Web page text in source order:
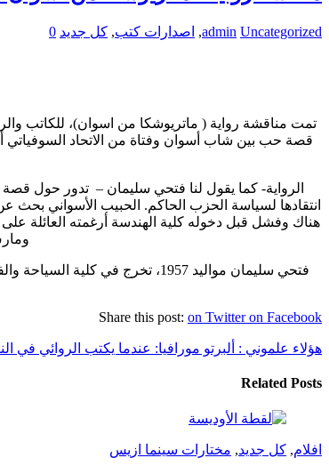
admin Uncategorized
, اصدارات كتب, كل جديد 0
قصة حب بين شاب أسوان وفتاة من الاتحاد السوفياتي
الرواية- كما يقول لنا فتحي سليمان – تدور حول
انتقادها لسياسة الحزب الحاكم. الحبيب الأسواني
فتحي سليمان مواليد 1957،
Share this post: on Twitter on Facebook
هؤلاء علموني : ألبرتو مورافيا: عندما يكتب الروائي في
Related Posts
افلام, كل جديد, مختارات سينما ازيس